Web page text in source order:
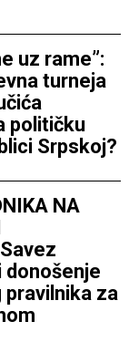
uz rame”:
turneja
političku
Srpskoj?
NA
donošenje
za